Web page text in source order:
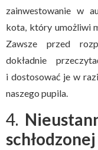
zainwestowanie w
kota, który umożliwi
Zawsze przed
dokładnie
i dostosować je w
naszego pupila.
4.